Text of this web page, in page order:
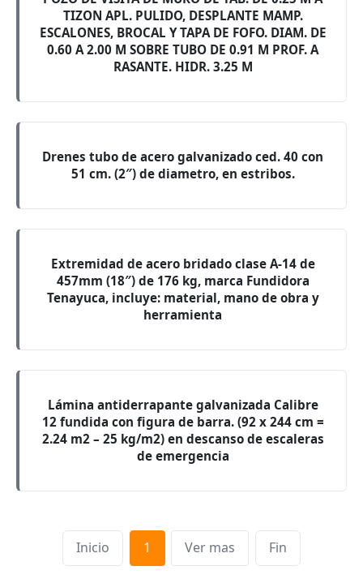
TIZON APL. PULIDO, DESPLANTE MAMP.
ESCALONES, BROCAL Y TAPA DE FOFO. DIAM. DE
0.60 A 2.00 M SOBRE TUBO DE 0.91 M PROF. A
RASANTE. HIDR. 3.25 M
Drenes tubo de acero galvanizado ced. 40 con
51 cm. (2″) de diametro, en estribos.
Extremidad de acero bridado clase A-14 de
457mm (18″) de 176 kg, marca Fundidora
Tenayuca, incluye: material, mano de obra y
herramienta
Lámina antiderrapante galvanizada Calibre
12 fundida con figura de barra. (92 x 244 cm =
2.24 m2 – 25 kg/m2) en descanso de escaleras
de emergencia
Inicio 1 Ver mas Fin